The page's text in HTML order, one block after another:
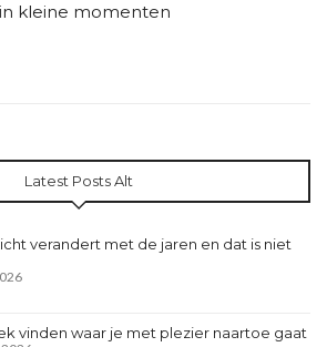
kleine momenten
Latest Posts Alt
verandert met de jaren en dat is niet
vinden waar je met plezier naartoe gaat